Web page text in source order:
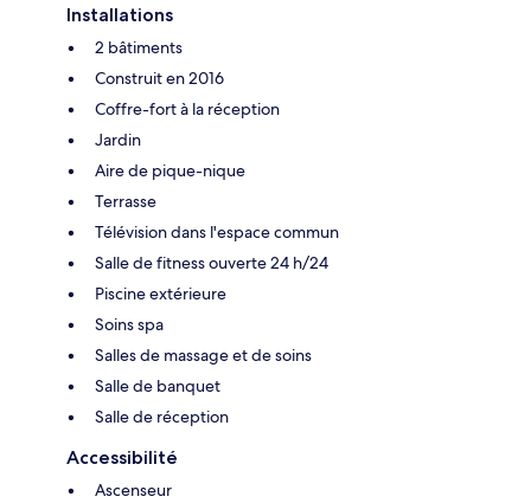
Installations
2 bâtiments
Construit en 2016
Coffre-fort à la réception
Jardin
Aire de pique-nique
Terrasse
Télévision dans l'espace commun
Salle de fitness ouverte 24 h/24
Piscine extérieure
Soins spa
Salles de massage et de soins
Salle de banquet
Salle de réception
Accessibilité
Ascenseur